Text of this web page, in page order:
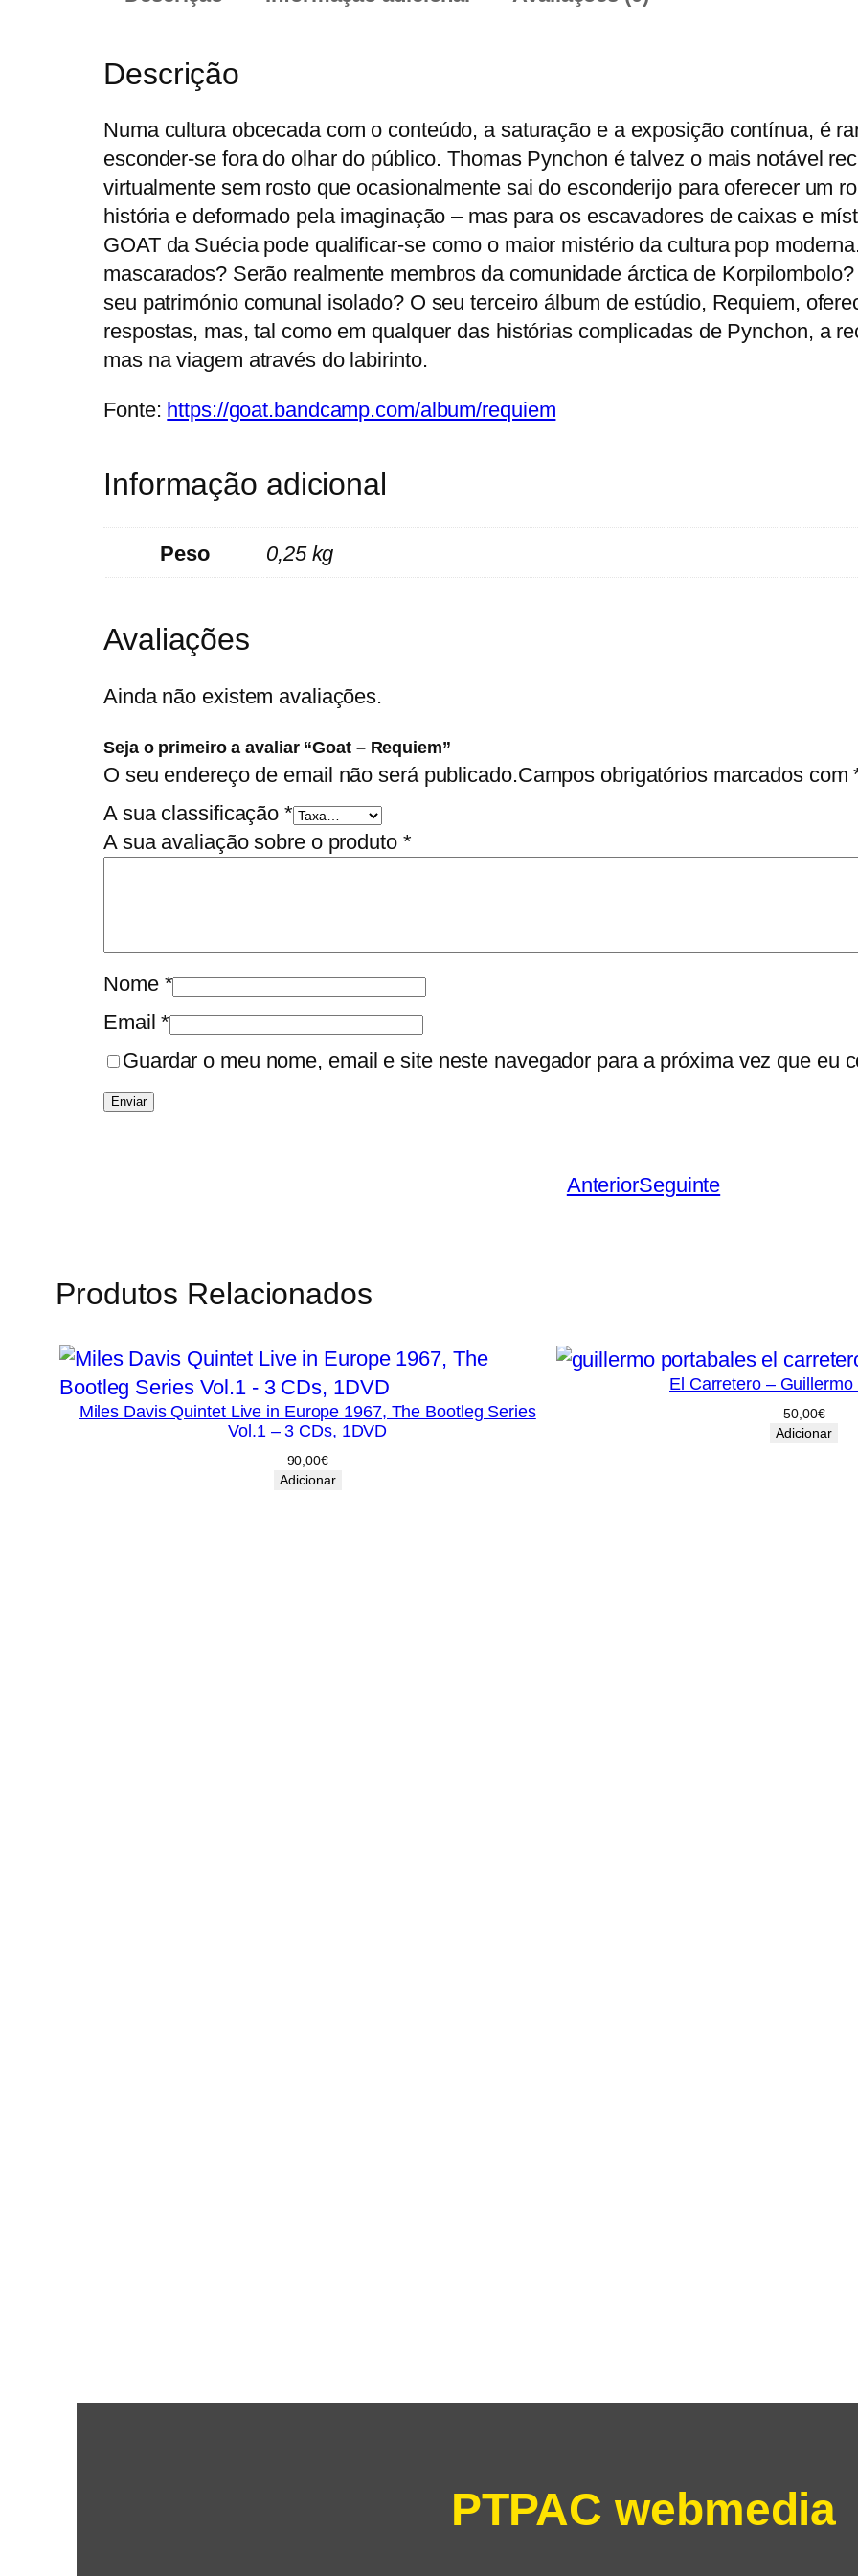
d
d
e
G
o
a
t
–
R
Descrição
Numa cultura obcecada com o conteúdo, a saturação e a exposição contínua, é
esconder-se fora do olhar do público. Thomas Pynchon é talvez o mais notável
virtualmente sem rosto que ocasionalmente sai do esconderijo para oferecer um
história e deformado pela imaginação – mas para os escavadores de caixas e
GOAT da Suécia pode qualificar-se como o maior mistério da cultura pop
mascarados? Serão realmente membros da comunidade árctica de
seu património comunal isolado? O seu terceiro álbum de estúdio, Requiem,
respostas, mas, tal como em qualquer das histórias complicadas de Pynchon, a
mas na viagem através do labirinto.
Fonte: https://goat.bandcamp.com/album/requiem
Informação adicional
Peso 0,25 kg
Avaliações
Ainda não existem avaliações.
Seja o primeiro a avaliar “Goat – Requiem”
O seu endereço de email não será publicado.Campos obrigatórios marcados com
A sua classificação *
A sua avaliação sobre o produto *
Nome *
Email*
Guardar o meu nome, email e site neste navegador para a próxima vez que eu
AnteriorSeguinte
Produtos Relacionados
Miles Davis Quintet Live in Europe 1967, The Bootleg Series
Vol.1 – 3 CDs, 1DVD
90,00€
Adicionar
El Carretero –
50,00€
Adicionar
PTPAC webmedia